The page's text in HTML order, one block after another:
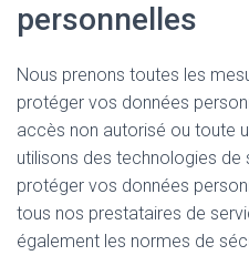
personnelles
Nous prenons toutes les
protéger vos données
accès non autorisé ou toute
utilisons des technologies
protéger vos données
tous nos prestataires de
également les normes de